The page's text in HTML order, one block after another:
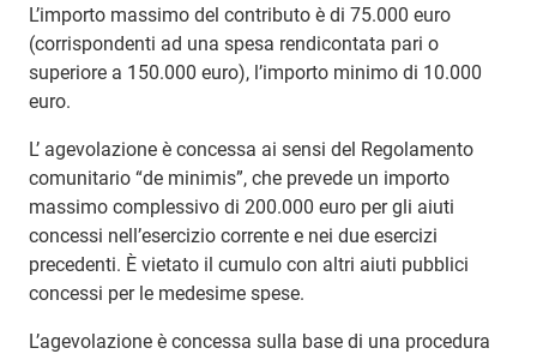
L’importo massimo del contributo è di 75.000 euro
(corrispondenti ad una spesa rendicontata pari o
superiore a 150.000 euro), l’importo minimo di 10.000
euro.
L’ agevolazione è concessa ai sensi del Regolamento
comunitario “de minimis”, che prevede un importo
massimo complessivo di 200.000 euro per gli aiuti
concessi nell’esercizio corrente e nei due esercizi
precedenti. È vietato il cumulo con altri aiuti pubblici
concessi per le medesime spese.
L’agevolazione è concessa sulla base di una procedura